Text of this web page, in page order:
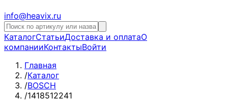
info@heavix.ru
КаталогСтатьиДоставка и оплатаО
компанииКонтактыВойти
Главная
/Каталог
/BOSCH
/1418512241